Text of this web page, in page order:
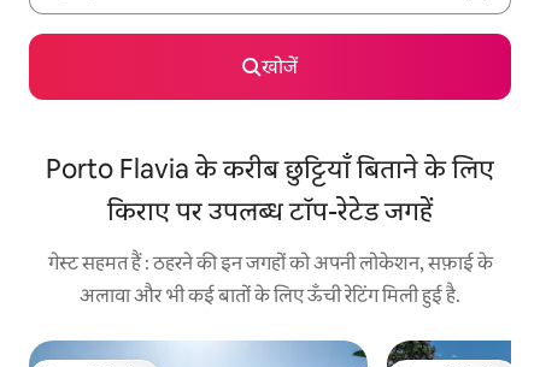
खोजें
Porto Flavia के करीब छुट्टियाँ बिताने के लिए
किराए पर उपलब्ध टॉप-रेटेड जगहें
गेस्ट सहमत हैं : ठहरने की इन जगहों को अपनी लोकेशन, सफ़ाई के
अलावा और भी कई बातों के लिए ऊँची रेटिंग मिली हुई है.